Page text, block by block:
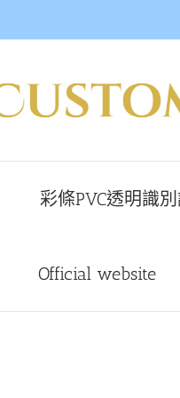
彩條PVC透明識
Official website